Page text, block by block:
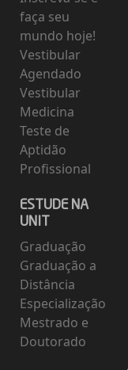
faça seu
mundo hoje!
Vestibular
Agendado
Vestibular
Medicina
Teste de
Aptidão
Profissional
ESTUDE NA
UNIT
Graduação
Graduação a
Distância
Especialização
Mestrado e
Doutorado